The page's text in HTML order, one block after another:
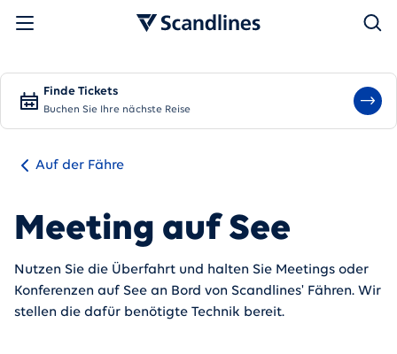
Suchen
Finde Tickets
Buchen Sie Ihre nächste Reise
Auf der Fähre
Meeting auf See
Nutzen Sie die Überfahrt und halten Sie Meetings oder
Konferenzen auf See an Bord von Scandlines' Fähren. Wir
stellen die dafür benötigte Technik bereit.